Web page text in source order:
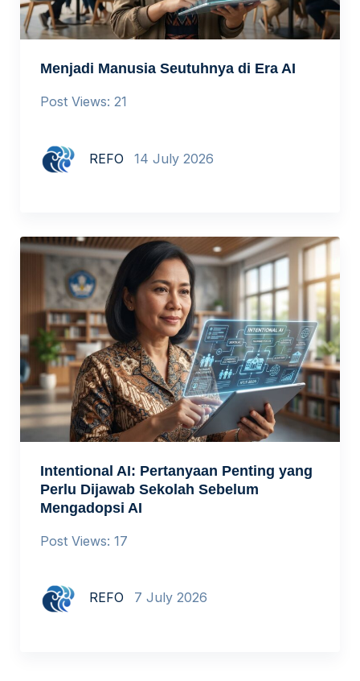
Menjadi Manusia Seutuhnya di Era AI
Post Views: 21
REFO 14 July 2026
Intentional AI: Pertanyaan Penting yang
Perlu Dijawab Sekolah Sebelum
Mengadopsi AI
Post Views: 17
REFO 7 July 2026